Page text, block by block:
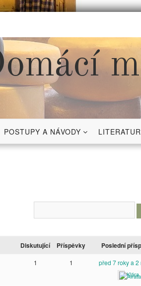
POSTUPY A NÁVODY
Diskutující Příspěvky Poslední
1 1 před 7 roky a 2
Klára